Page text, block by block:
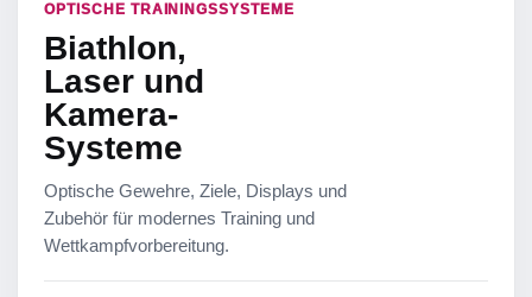
OPTISCHE TRAININGSSYSTEME
Biathlon,
Laser und
Kamera-
Systeme
Optische Gewehre, Ziele, Displays und
Zubehör für modernes Training und
Wettkampfvorbereitung.